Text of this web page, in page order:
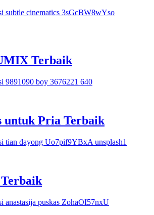
Terbaik
untuk Pria Terbaik
Terbaik